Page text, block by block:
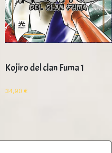
Kojiro del clan Fuma 1
34,90 €